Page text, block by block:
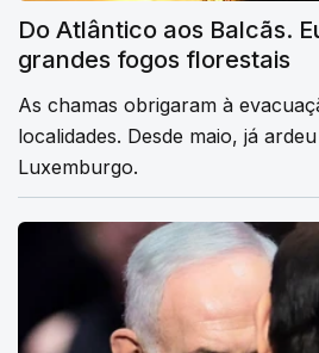
Do Atlântico aos Balcãs.
grandes fogos florestais
As chamas obrigaram à
localidades. Desde maio, já
Luxemburgo.